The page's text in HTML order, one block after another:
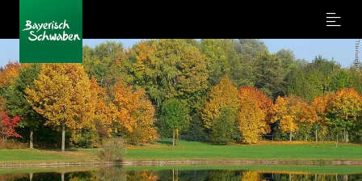
Menu